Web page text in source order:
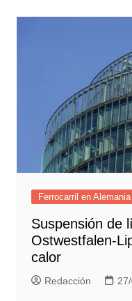
Ferrocarril en Alemania
Suspensión de
Ostwestfalen-
calor
Redacción